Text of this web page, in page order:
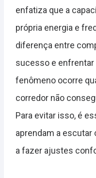
enfatiza que a
própria energia e
diferença entre
sucesso e enfrentar
fenômeno ocorre
corredor não
Para evitar isso, é
aprendam a
a fazer ajustes